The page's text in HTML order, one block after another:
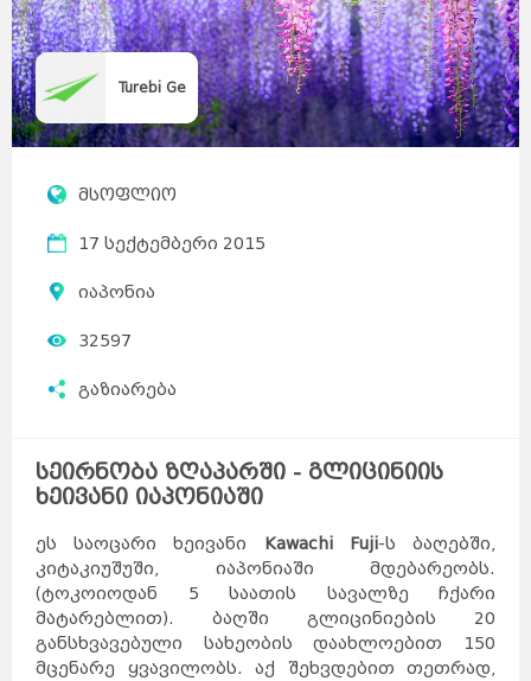
Turebi Ge
მსოფლიო
17 სექტემბერი 2015
იაპონია
32597
გაზიარება
სეირნობა ზღაპარში - გლიცინიის
ხეივანი იაპონიაში
ეს საოცარი ხეივანი Kawachi Fuji-ს ბაღებში,
კიტაკიუშუში, იაპონიაში მდებარეობს.
(ტოკოიოდან 5 საათის სავალზე ჩქარი
მატარებლით). ბაღში გლიცინიების 20
განსხვავებული სახეობის დაახლოებით 150
მცენარე ყვავილობს. აქ შეხვდებით თეთრად,